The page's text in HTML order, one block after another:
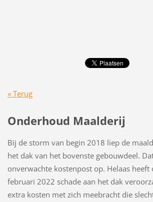
« Terug
Onderhoud Maalderij
Bij de storm van begin 2018 liep de
het dak van het bovenste gebouwdeel.
onverwachte kostenpost op. Helaas
februari 2022 schade aan het dak
extra kosten met zich meebracht die